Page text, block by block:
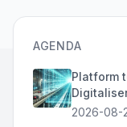
AGENDA
Platform
2026-08-